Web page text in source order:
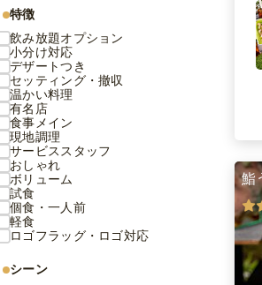
鮨
特徴
飲み放題オプション
小分け対応
デザートつき
セッティング・撤収
温かい料理
有名店
食事メイン
現地調理
サービススタッフ
おしゃれ
ボリューム
試食
個食・一人前
軽食
ロゴフラッグ・ロゴ対応
シーン